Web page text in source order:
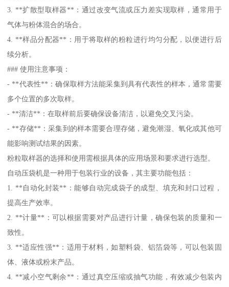
3. **扩散型取样器**：通过改变气流或压力差实现取样，通常用于
气体与粉体混合的场合。
4. **样品分配器**：用于将取样的粉粒进行均匀分配，以便进行后
续分析。
### 使用注意事项：
- **代表性**：确保取样方法能采集到具有代表性的样本，通常需要
多个位置的多次取样。
- **清洁**：在取样前后要确保设备清洁，以避免交叉污染。
- **存储**：采集到的样本需要合理存储，避免潮湿、氧化或其他可
能影响测试结果的因素。
粉粒取样器的选择和使用需根据具体的应用场景和要求进行选型。
自动压袋机是一种用于包装行业的设备，其主要功能包括：
1. **自动化封装**：能够自动完成袋子的成型、填充和封口过程，
提高生产效率。
2. **计量**：可以根据需要对产品进行计量，确保包装的质量和一
致性。
3. **适应性强**：适用于材料，如塑料袋、铝箔袋等，可以包装固
体、液体或粉末产品。
4. **减小空气剩余**：通过真空压缩或抽气功能，有效减少包装内